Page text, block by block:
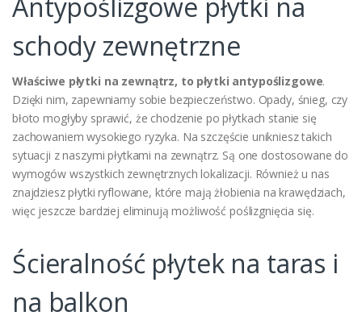
schody zewnętrzne
Właściwe płytki na zewnątrz, to płytki antypoślizgowe.
Dzięki nim, zapewniamy sobie bezpieczeństwo. Opady, śnieg, czy
błoto mogłyby sprawić, że chodzenie po płytkach stanie się
zachowaniem wysokiego ryzyka. Na szczęście unikniesz takich
sytuacji z naszymi płytkami na zewnątrz. Są one dostosowane do
wymogów wszystkich zewnętrznych lokalizacji. Również u nas
znajdziesz płytki ryflowane, które mają żłobienia na krawędziach,
więc jeszcze bardziej eliminują możliwość poślizgnięcia się.
Ścieralność płytek na taras i
na balkon